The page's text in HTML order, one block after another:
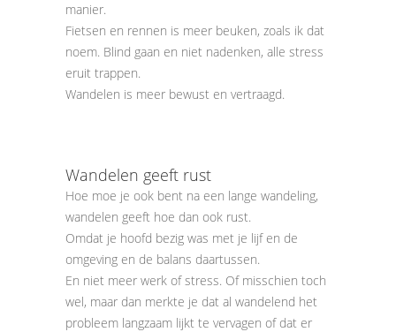
manier.
Fietsen en rennen is meer beuken, zoals ik dat
noem. Blind gaan en niet nadenken, alle stress
eruit trappen.
Wandelen is meer bewust en vertraagd.
Wandelen geeft rust
Hoe moe je ook bent na een lange wandeling,
wandelen geeft hoe dan ook rust.
Omdat je hoofd bezig was met je lijf en de
omgeving en de balans daartussen.
En niet meer werk of stress. Of misschien toch
wel, maar dan merkte je dat al wandelend het
probleem langzaam lijkt te vervagen of dat er